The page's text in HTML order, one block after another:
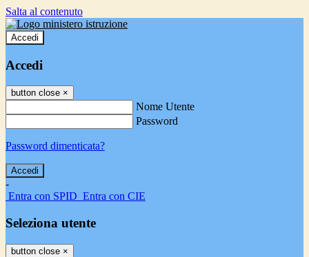
Salta al contenuto
Accedi
Accedi
button close ×
Nome Utente
Password
Password dimenticata?
-
Entra con SPID Entra con CIE
Seleziona utente
button close ×